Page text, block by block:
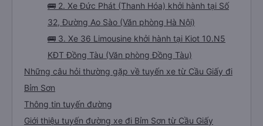
🚌 2. Xe Đức Phát (Thanh Hóa) khởi hành tại Số
32, Đường Ao Sào (Văn phòng Hà Nội)
🚌 3. Xe 36 Limousine khởi hành tại Kiot 10.N5
KĐT Đồng Tàu (Văn phòng Đồng Tàu)
Những câu hỏi thường gặp về tuyến xe từ Cầu Giấy đi
Bỉm Sơn
Thông tin tuyến đường
Giới thiệu tuyến đường xe đi Bỉm Sơn từ Cầu Giấy